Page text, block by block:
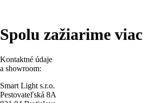
Spolu zažiarime viac
Kontaktné údaje
a showroom:
Smart Light s.r.o.
Pestovateľská 8A